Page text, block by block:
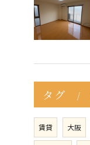
タグ
賃貸 大阪